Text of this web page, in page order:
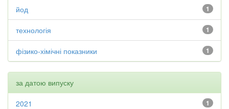
1
йод
1
технологія
1
фізико-хімічні показники
за датою випуску
1
2021